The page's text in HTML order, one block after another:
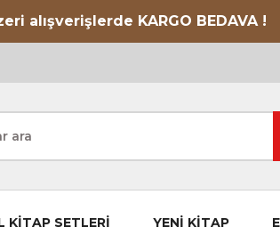
alışverişlerde KARGO BEDAVA !
KİTAP SETLERİ YENİ KİTAP